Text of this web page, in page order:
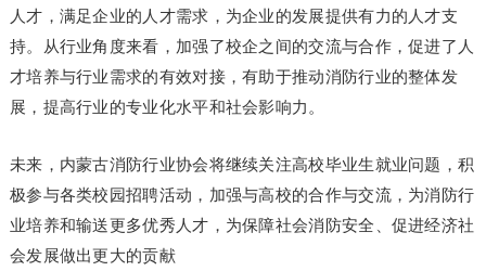
人才，满足企业的人才需求，为企业的发展提供有力的人才支
持。从行业角度来看，加强了校企之间的交流与合作，促进了人
才培养与行业需求的有效对接，有助于推动消防行业的整体发
展，提高行业的专业化水平和社会影响力。
未来，内蒙古消防行业协会将继续关注高校毕业生就业问题，积
极参与各类校园招聘活动，加强与高校的合作与交流，为消防行
业培养和输送更多优秀人才，为保障社会消防安全、促进经济社
会发展做出更大的贡献